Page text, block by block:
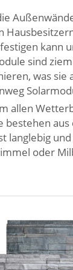
sind
was
bestehen
oder